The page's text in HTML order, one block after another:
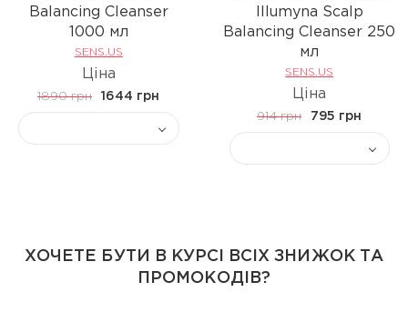
Balancing Cleanser
1000 мл
SENS.US
Ціна
1890 грн 1644 грн
Illumyna Scalp
Balancing Cleanser 250
мл
SENS.US
Ціна
914 грн 795 грн
ХОЧЕТЕ БУТИ В КУРСІ ВСІХ ЗНИЖОК ТА
ПРОМОКОДІВ?